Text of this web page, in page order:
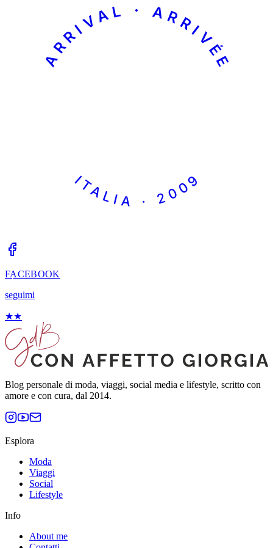
ARRIVAL · ARRIVÉE
ITALIA · 2009
FACEBOOK
seguimi
★★
Blog personale di moda, viaggi, social media e lifestyle, scritto con
amore e con cura, dal 2014.
Esplora
Moda
Viaggi
Social
Lifestyle
Info
About me